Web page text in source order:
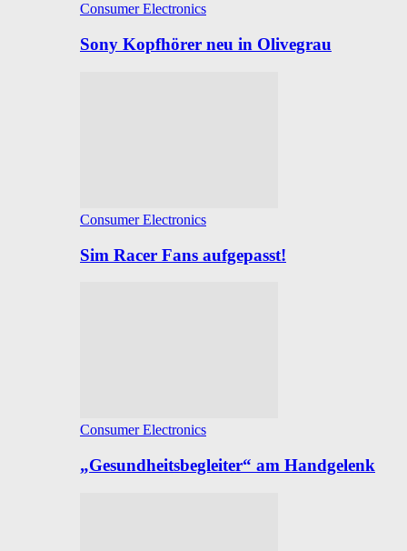
Consumer Electronics
Sony Kopfhörer neu in Olivegrau
Consumer Electronics
Sim Racer Fans aufgepasst!
Consumer Electronics
„Gesundheitsbegleiter“ am Handgelenk